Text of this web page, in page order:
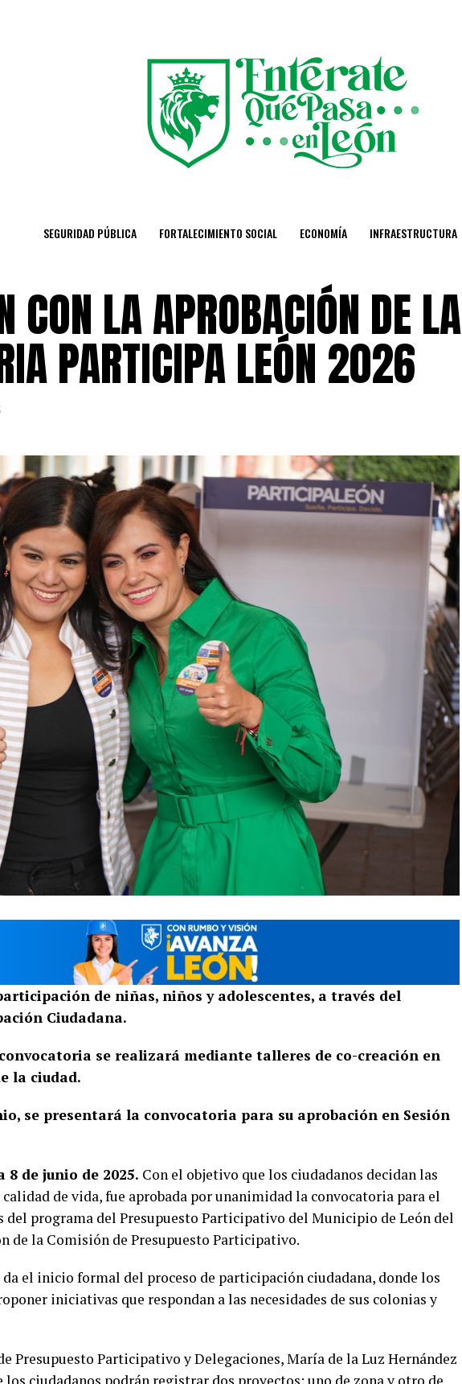
SEGURIDAD PÚBLICA FORTALECIMIENTO SOCIAL ECONOMÍA INFRAESTRUCTURA
CON LA APROBACIÓN DE LA
PARTICIPA LEÓN 2026
de niñas, niños y adolescentes, a través del
Ciudadana.
se realizará mediante talleres de co-creación en
la ciudad.
se presentará la convocatoria para su aprobación en Sesión
8 de junio de 2025. Con el objetivo que los ciudadanos decidan las
de vida, fue aprobada por unanimidad la convocatoria para el
del programa del Presupuesto Participativo del Municipio de León del
de la Comisión de Presupuesto Participativo.
da el inicio formal del proceso de participación ciudadana, donde los
iniciativas que respondan a las necesidades de sus colonias y
Presupuesto Participativo y Delegaciones, María de la Luz Hernández
ciudadanos podrán registrar dos proyectos: uno de zona y otro de